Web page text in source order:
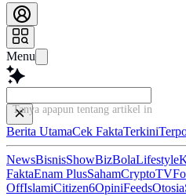
Menu
Tanya apapun tentang artikel ini...
Berita UtamaCek FaktaTerkini
NewsBisnisShowBizBolaLifestyle
FaktaEnam PlusSahamCryptoTV
OffIslamiCitizen6OpiniFeedsOtosia